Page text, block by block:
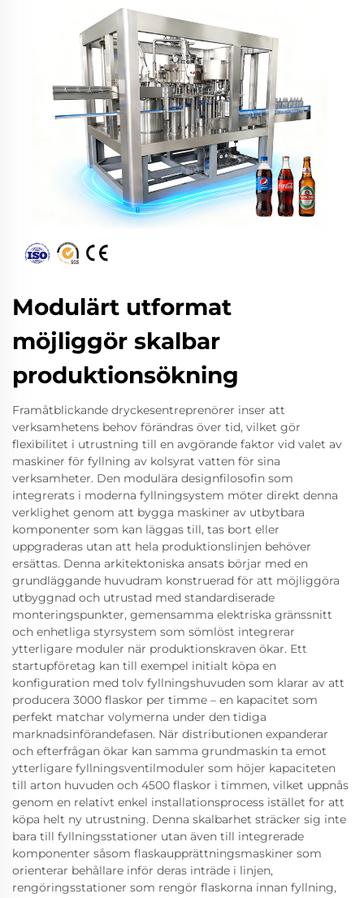
Modulärt utformat
möjliggör skalbar
produktionsökning
Framåtblickande dryckesentreprenörer inser att
verksamhetens behov förändras över tid, vilket gör
flexibilitet i utrustning till en avgörande faktor vid valet av
maskiner för fyllning av kolsyrat vatten för sina
verksamheter. Den modulära designfilosofin som
integrerats i moderna fyllningsystem möter direkt denna
verklighet genom att bygga maskiner av utbytbara
komponenter som kan läggas till, tas bort eller
uppgraderas utan att hela produktionslinjen behöver
ersättas. Denna arkitektoniska ansats börjar med en
grundläggande huvudram konstruerad för att möjliggöra
utbyggnad och utrustad med standardiserade
monteringspunkter, gemensamma elektriska gränssnitt
och enhetliga styrsystem som sömlöst integrerar
ytterligare moduler när produktionskraven ökar. Ett
startupföretag kan till exempel initialt köpa en
konfiguration med tolv fyllningshuvuden som klarar av att
producera 3000 flaskor per timme – en kapacitet som
perfekt matchar volymerna under den tidiga
marknadsinförandefasen. När distributionen expanderar
och efterfrågan ökar kan samma grundmaskin ta emot
ytterligare fyllningsventilmoduler som höjer kapaciteten
till arton huvuden och 4500 flaskor i timmen, vilket uppnås
genom en relativt enkel installationsprocess istället for att
köpa helt ny utrustning. Denna skalbarhet sträcker sig inte
bara till fyllningsstationer utan även till integrerade
komponenter såsom flaskaupprättningsmaskiner som
orienterar behållare inför deras inträde i linjen,
rengöringsstationer som rengör flaskorna innan fyllning,